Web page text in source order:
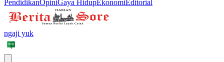
PendidikanOpiniGaya HidupEkonomiEditorial
ngaji yuk